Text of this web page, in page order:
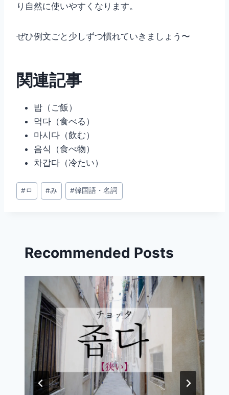
り自然に使いやすくなります。
ぜひ例文ごと少しずつ慣れていきましょう〜
関連記事
밥（ご飯）
먹다（食べる）
마시다（飲む）
음식（食べ物）
차갑다（冷たい）
投
稿
#ㅁ #み #韓国語・名詞
Recommended Posts